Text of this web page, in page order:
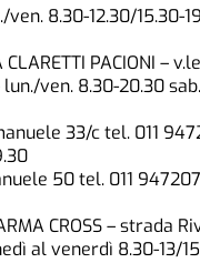
8.30-12.30/15.30-
CLARETTI PACIONI –
ven. 8.30-20.30
33/c tel. 011
50 tel. 011
CROSS – strada
al venerdì 8.30-13/